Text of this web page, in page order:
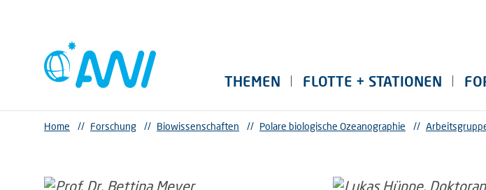
THEMEN FLOTTE + STATIONEN
Home // Forschung // Biowissenschaften // Polare biologische Ozeanographie //